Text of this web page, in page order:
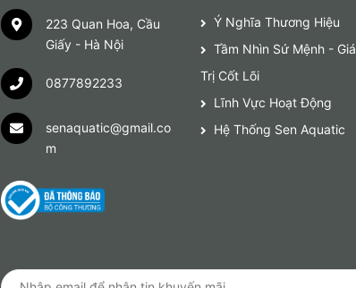
223 Quan Hoa, Cầu
Giấy - Hà Nội
0877892233
senaquatic@gmail.co
m
Ý Nghĩa Thương Hiệu
Tầm Nhìn Sứ Mệnh - Giá
Trị Cốt Lõi
Lĩnh Vực Hoạt Động
Hệ Thống Sen Aquatic